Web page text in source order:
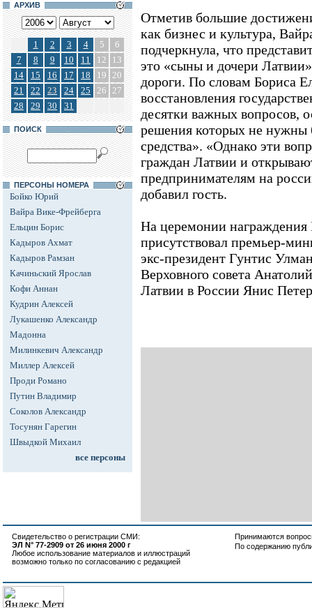
АРХИВ
1 2 3 4 5
6
7
8 9 10 11 12
13
14
15 16 17 18 19 20
21
22 23 24 25 26 27
28
29 30 31
ПОИСК
ПЕРСОНЫ НОМЕРА
Бойко Юрий
Вайра Вике-Фрейберга
Ельцин Борис
Кадыров Ахмат
Кадыров Рамзан
Качиньский Ярослав
Кофи Аннан
Кудрин Алексей
Лукашенко Александр
Мадонна
Милинкевич Александр
Миллер Алексей
Проди Романо
Путин Владимир
Соколов Александр
Тосунян Гарегин
Швыдкой Михаил
все персоны
Отметив большие
как бизнес и культура,
подчеркнула, что
это «сыны и дочери
дороги. По словам Бориса
восстановления
десятки важных вопросов,
решения которых не нужны
средства». «Однако эти
граждан Латвии и
предпринимателям на
добавил гость.
На церемонии награждения
присутствовал премьер-
экс-президент Гунтис
Верховного совета
Латвии в России Янис
Свидетельство о регистрации СМИ:
ЭЛ N° 77-2909 от 26 июня 2000 г
Любое использование материалов и иллюстраций
возможно только по согласованию с редакцией
Принимаются
По содержанию